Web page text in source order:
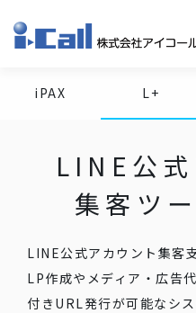
サービス+ ニュース
iPAX L+
LINE公式
集客ツ
LINE公式アカウント集客
LP作成やメディア・広告
付きURL発行が可能なシス